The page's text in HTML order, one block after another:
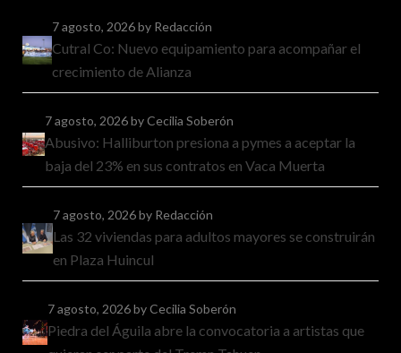
7 agosto, 2026by Redacción
Cutral Co: Nuevo equipamiento para acompañar el
crecimiento de Alianza
7 agosto, 2026by Cecilia Soberón
Abusivo: Halliburton presiona a pymes a aceptar la
baja del 23% en sus contratos en Vaca Muerta
7 agosto, 2026by Redacción
Las 32 viviendas para adultos mayores se construirán
en Plaza Huincul
7 agosto, 2026by Cecilia Soberón
Piedra del Águila abre la convocatoria a artistas que